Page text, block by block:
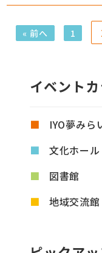
« 前へ 1
イベント
IYO夢みら
文化ホール
図書館
地域交流館